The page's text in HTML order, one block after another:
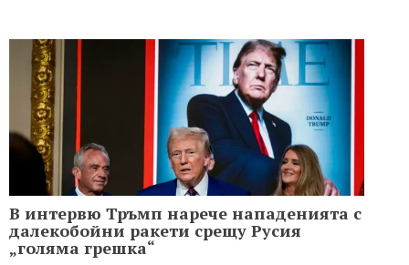
В интервю Тръмп нарeчe нападенията с
далекобойни ракети срещу Русия
„голяма грешка“